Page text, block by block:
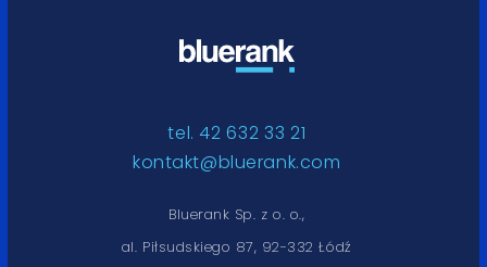
tel. 42 632 33 21
kontakt@bluerank.com
Bluerank Sp. z o. o.,
al. Piłsudskiego 87, 92-332 Łódź